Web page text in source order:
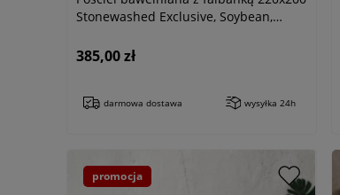
Stonewashed Exclusive, Soybean,
385,00 zł
darmowa dostawa wysyłka 24h
promocja